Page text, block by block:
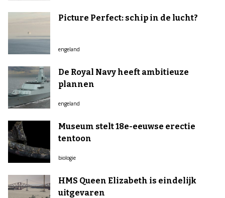
Picture Perfect: schip in de lucht?
engeland
De Royal Navy heeft ambitieuze
plannen
engeland
Museum stelt 18e-eeuwse erectie
tentoon
biologie
HMS Queen Elizabeth is eindelijk
uitgevaren